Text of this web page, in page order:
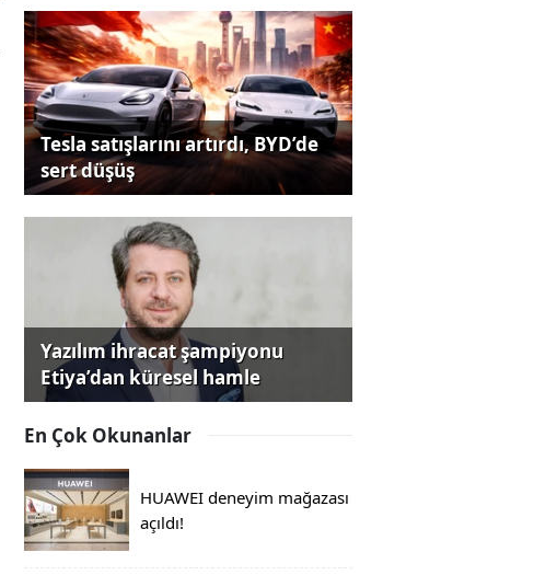
Tesla satışlarını artırdı, BYD’de
sert düşüş
Yazılım ihracat şampiyonu
Etiya’dan küresel hamle
En Çok Okunanlar
HUAWEI deneyim mağazası
açıldı!